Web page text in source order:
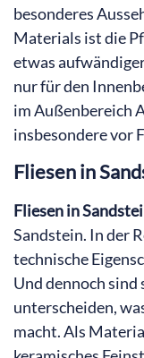
besonderes
Materials ist die
etwas
nur für den
im Außenbereich
insbesondere vor
Fliesen in
Fliesen in
Sandstein. In der
technische
Und dennoch sind
unterscheiden,
macht. Als